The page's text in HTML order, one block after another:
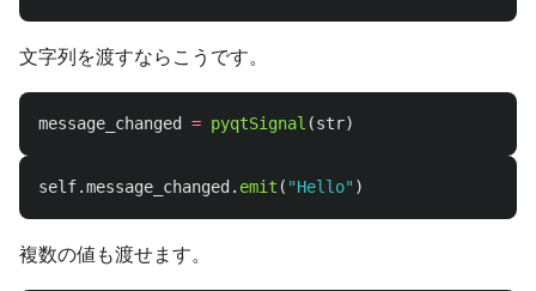
文字列を渡すならこうです。
message_changed = pyqtSignal (str)
self.message_changed . emit ( "Hello" )
複数の値も渡せます。